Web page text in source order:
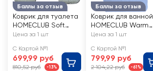
Баллы за отзыв
Коврик для туалета
HOMECLUB Soft
40x50см, мемори
ассортименте, Арт.
JW-6
Цена за 1 шт
С Картой №1
699,99 руб
810,52 руб -13%
Баллы за отзыв
Коврик для ванной
HOMECLUB Warm
Season, мемори
белый, Арт. JW-5
Цена за 1 шт
С Картой №1
799,99 руб
2 104,22 руб -61%